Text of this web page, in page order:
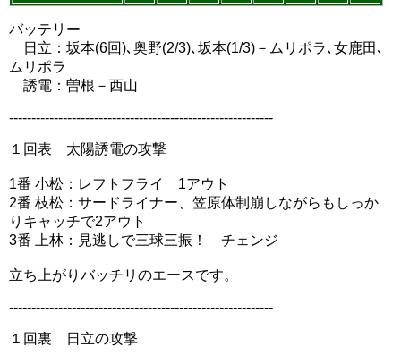
バッテリー
日立：坂本(6回)､奥野(2/3)､坂本(1/3)－ムリポラ､女鹿田､
ムリポラ
誘電：曽根－西山
-----------------------------------------------------------
１回表 太陽誘電の攻撃
1番 小松：レフトフライ 1アウト
2番 枝松：サードライナー、笠原体制崩しながらもしっか
りキャッチで2アウト
3番 上林：見逃しで三球三振！ チェンジ
立ち上がりバッチリのエースです。
-----------------------------------------------------------
１回裏 日立の攻撃